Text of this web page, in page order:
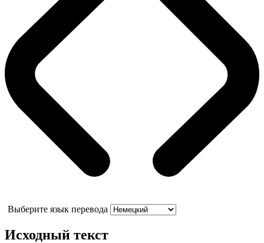
Выберите язык перевода
Исходный текст